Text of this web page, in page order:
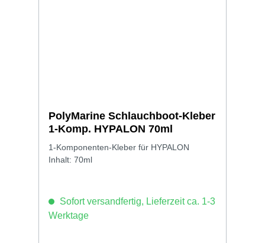
PolyMarine Schlauchboot-Kleber
1-Komp. HYPALON 70ml
1-Komponenten-Kleber für HYPALON
Inhalt: 70ml
Sofort versandfertig, Lieferzeit ca. 1-3
Werktage